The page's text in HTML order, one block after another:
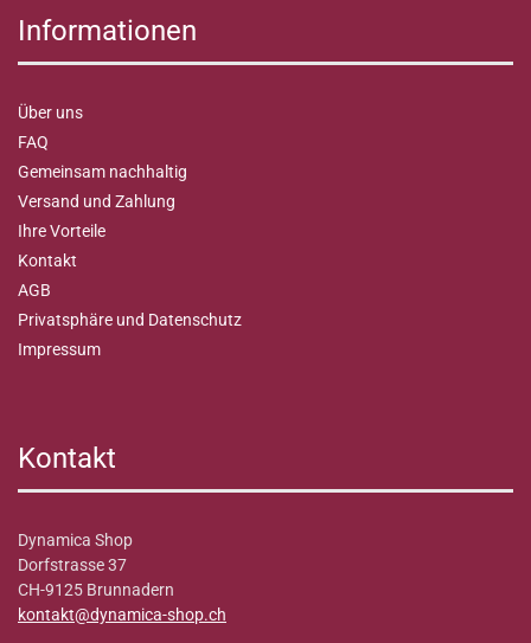
Informationen
Über uns
FAQ
Gemeinsam nachhaltig
Versand und Zahlung
Ihre Vorteile
Kontakt
AGB
Privatsphäre und Datenschutz
Impressum
Kontakt
Dynamica Shop
Dorfstrasse 37
CH-9125 Brunnadern
kontakt@dynamica-shop.ch